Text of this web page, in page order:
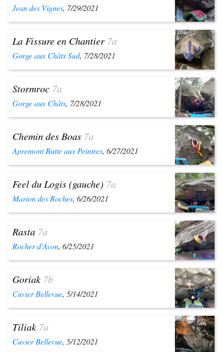
Jean des Vignes, 7/29/2021
La Fissure en Chantier 7a
Gorge aux Châts Sud, 7/28/2021
Stormroc 7a
Gorge aux Châts, 7/28/2021
Chemin des Boas 7a
Apremont Butte aux Peintres, 6/27/2021
Feel du Logis (gauche) 7a
Marion des Roches, 6/26/2021
Rasta 7a
Rocher d'Avon, 6/25/2021
Goriak 7b
Cuvier Bellevue, 5/14/2021
Tiliak 7a
Cuvier Bellevue, 5/12/2021